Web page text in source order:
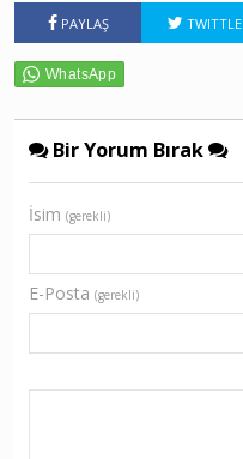
PAYLAŞ TWITTLE
Bir Yorum Bırak
İsim (gerekli)
E-Posta (gerekli)